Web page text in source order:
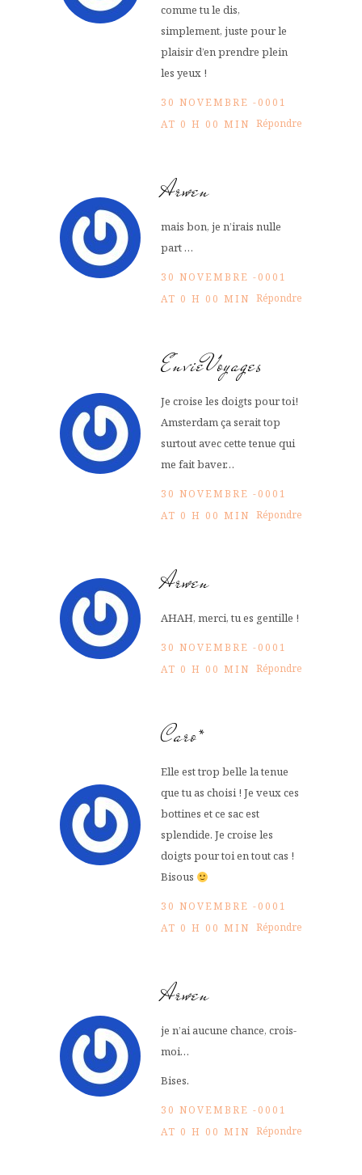
comme tu le dis,
simplement, juste pour le
plaisir d’en prendre plein
les yeux !
30 NOVEMBRE -0001
AT 0 H 00 MIN Répondre
Arwen
mais bon, je n’irais nulle
part …
30 NOVEMBRE -0001
AT 0 H 00 MIN Répondre
EnvieVoyages
Je croise les doigts pour toi!
Amsterdam ça serait top
surtout avec cette tenue qui
me fait baver…
30 NOVEMBRE -0001
AT 0 H 00 MIN Répondre
Arwen
AHAH, merci, tu es gentille !
30 NOVEMBRE -0001
AT 0 H 00 MIN Répondre
Caro*
Elle est trop belle la tenue
que tu as choisi ! Je veux ces
bottines et ce sac est
splendide. Je croise les
doigts pour toi en tout cas !
Bisous
30 NOVEMBRE -0001
AT 0 H 00 MIN Répondre
Arwen
je n’ai aucune chance, crois-
moi…
Bises.
30 NOVEMBRE -0001
AT 0 H 00 MIN Répondre